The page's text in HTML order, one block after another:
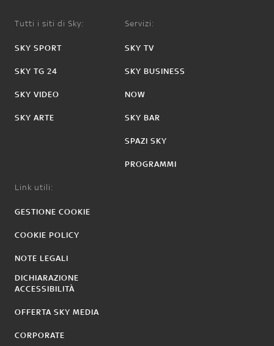
Tutti i siti di Sky:
SKY SPORT
SKY TG 24
SKY VIDEO
SKY ARTE
Servizi:
SKY TV
SKY BUSINESS
NOW
SKY BAR
SPAZI SKY
PROGRAMMI
Link utili:
GESTIONE COOKIE
COOKIE POLICY
NOTE LEGALI
DICHIARAZIONE
ACCESSIBILITÀ
OFFERTA SKY MEDIA
CORPORATE